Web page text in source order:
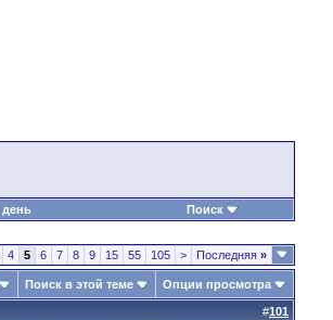
Поиск
4 5 6 7 8 9 15 55 105 > Последняя »
Поиск в этой теме Опции просмотра
#101